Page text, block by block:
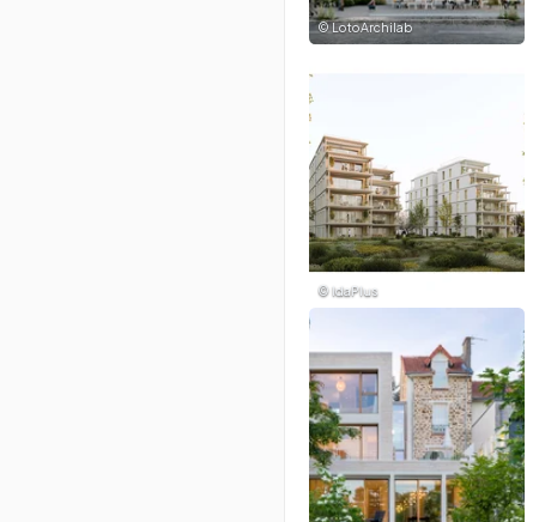
©LotoArchilab
©IdaPlus